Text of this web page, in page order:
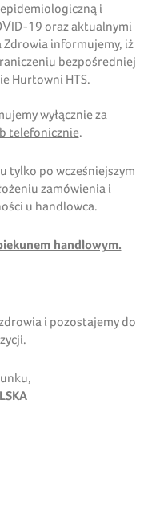
i
19 oraz aktualnymi
informujemy, iż
bezpośredniej
Hurtowni HTS.
wyłącznie za
telefonicznie.
tylko po wcześniejszym
zamówienia i
u handlowca.
handlowym.
i pozostajemy do